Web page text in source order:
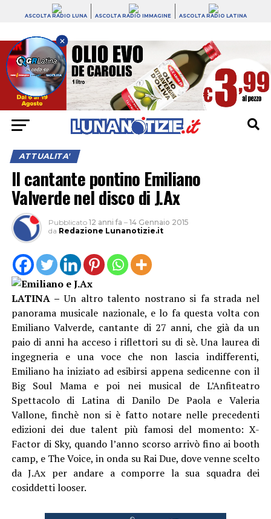
ASCOLTA RADIO LUNA ASCOLTA RADIO IMMAGINE ASCOLTA RADIO LATINA
ATTUALITA'
Il cantante pontino Emiliano
Valverde nel disco di J.Ax
Pubblicato 12 anni fa – 14 Gennaio 2015
da Redazione Lunanotizie.it
LATINA – Un altro talento nostrano si fa strada nel
panorama musicale nazionale, e lo fa questa volta con
Emiliano Valverde, cantante di 27 anni, che già da un
paio di anni ha acceso i riflettori su di sè. Una laurea di
ingegneria e una voce che non lascia indifferenti,
Emiliano ha iniziato ad esibirsi appena sedicenne con il
Big Soul Mama e poi nei musical de L’Anfiteatro
Spettacolo di Latina di Danilo De Paola e Valeria
Vallone, finchè non si è fatto notare nelle precedenti
edizioni dei due talent più famosi del momento: X-
Factor di Sky, quando l’anno scorso arrivò fino ai booth
camp, e The Voice, in onda su Rai Due, dove venne scelto
da J.Ax per andare a comporre la sua squadra dei
cosiddetti looser.
×